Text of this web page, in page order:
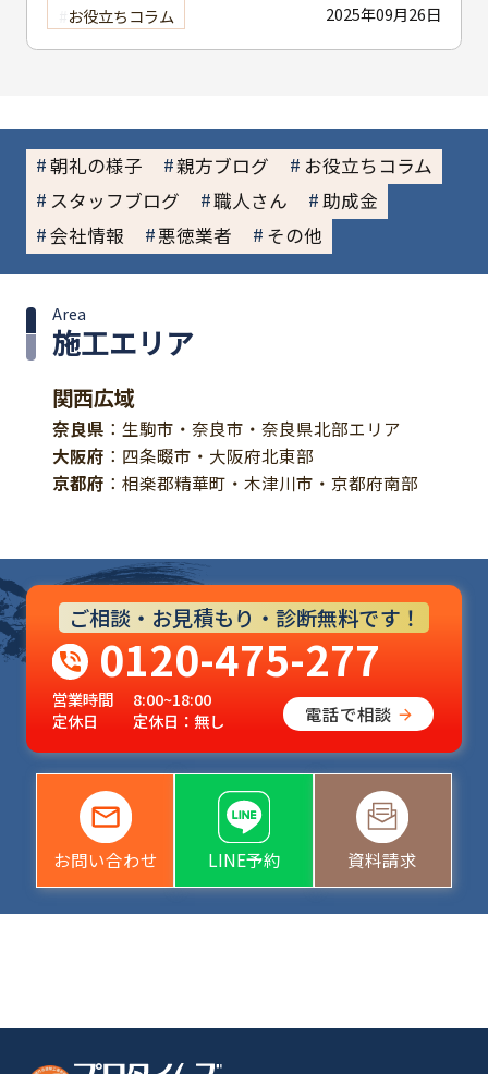
2025年09月26日
お役立ちコラム
朝礼の様子 親方ブログ
お役立ちコラム
スタッフブログ
職人さん
助成金
会社情報
悪徳業者 その他
施工エリア
Area
関西広域
奈良県 ：生駒市・奈良市・奈良県北部エリア
大阪府 ：四条畷市・大阪府北東部
京都府 ：相楽郡精華町・木津川市・京都府南部
ご相談・お見積もり・診断無料です！
0120-475-277
営業時間
8:00~18:00
定休日
定休日：無し 電話で相談
お問い合わせ LINE予約 資料請求